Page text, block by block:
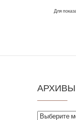
Для
АРХИВЫ
Архивы